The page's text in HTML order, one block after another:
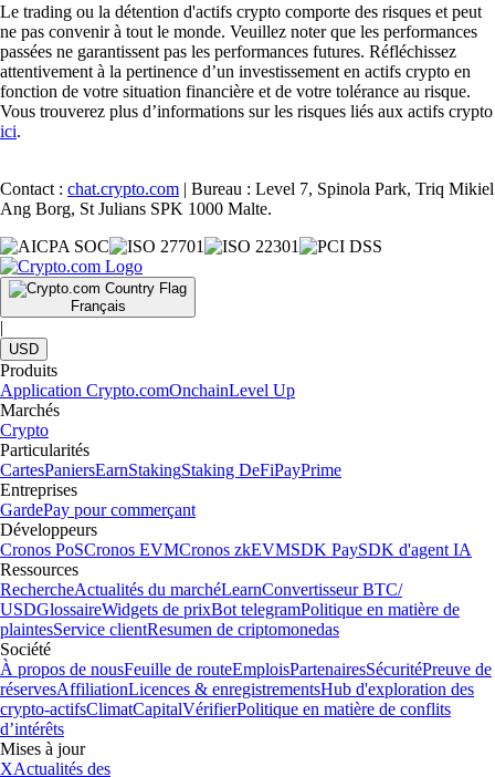
Le trading ou la détention d'actifs crypto comporte des risques et peut
ne pas convenir à tout le monde. Veuillez noter que les performances
passées ne garantissent pas les performances futures. Réfléchissez
attentivement à la pertinence d’un investissement en actifs crypto en
fonction de votre situation financière et de votre tolérance au risque.
Vous trouverez plus d’informations sur les risques liés aux actifs crypto
ici.
Contact : chat.crypto.com | Bureau : Level 7, Spinola Park, Triq Mikiel
Ang Borg, St Julians SPK 1000 Malte.
Français
|
USD
Produits
Application Crypto.comOnchainLevel Up
Marchés
Crypto
Particularités
CartesPaniersEarnStakingStaking DeFiPayPrime
Entreprises
GardePay pour commerçant
Développeurs
Cronos PoSCronos EVMCronos zkEVMSDK PaySDK d'agent IA
Ressources
RechercheActualités du marchéLearnConvertisseur BTC/
USDGlossaireWidgets de prixBot telegramPolitique en matière de
plaintesService clientResumen de criptomonedas
Société
À propos de nousFeuille de routeEmploisPartenairesSécuritéPreuve de
réservesAffiliationLicences & enregistrementsHub d'exploration des
crypto-actifsClimatCapitalVérifierPolitique en matière de conflits
d’intérêts
Mises à jour
XActualités des